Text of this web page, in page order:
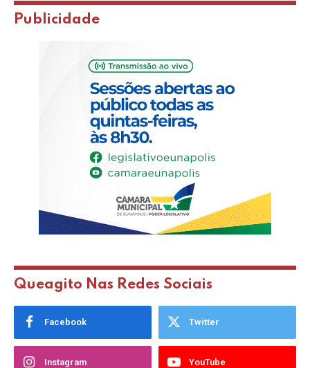
Publicidade
Queagito Nas Redes Sociais
Facebook Twitter
Instagram YouTube